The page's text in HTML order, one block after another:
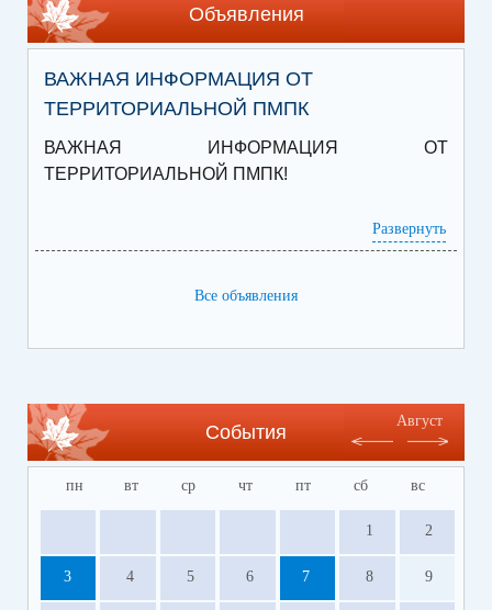
Объявления
ВАЖНАЯ ИНФОРМАЦИЯ ОТ
ТЕРРИТОРИАЛЬНОЙ ПМПК
ВАЖНАЯ ИНФОРМАЦИЯ ОТ
ТЕРРИТОРИАЛЬНОЙ ПМПК!
Сегодня откроется запись на подачу документов
для прохождения обследования на август.
8 908 913 14 50.
Электронную анкету можно заполнить в любое
https://forms.yandex.ru/u/654a03d1c09c0208ebfb6335/
⚡️Напоминаем, что в связи с очередным
отпуском специалистов ПМПК не будет работать
с 1 по 28 июля 2026 года.
Развернуть
Все объявления
События
Август
пн вт ср чт пт сб вс
1 2
3 4 5 6 7 8 9